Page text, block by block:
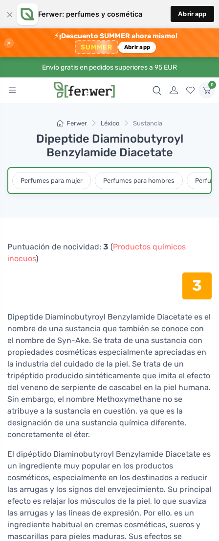
× Ferwer: perfumes y cosmética Abrir app
×
⚡¡Descuento SUMMER ahora mismo!
SUMMER Abrir app
Envío gratis en pedidos superiores a 95 EUR
0
Ferwer Léxico Sustancia
Dipeptide Diaminobutyroyl
Benzylamide Diacetate
Perfumes para mujer Perfumes para hombres
Puntuación de nocividad: 3 (Productos químicos
inocuos)
3
Dipeptide Diaminobutyroyl Benzylamide Diacetate es el
nombre de una sustancia que también se conoce con
el nombre de Syn-Ake. Se trata de una sustancia con
propiedades cosméticas especialmente apreciadas en
la industria del cuidado de la piel. Se trata de un
tripéptido producido sintéticamente que imita el efecto
del veneno de serpiente de cascabel en la piel humana.
Sin embargo, el nombre Methoxymethane no se
atribuye a la sustancia en cuestión, ya que es la
designación de una sustancia química diferente,
concretamente el éter.
El dipéptido Diaminobutyroyl Benzylamide Diacetate es
un ingrediente muy popular en los productos
cosméticos, especialmente en los destinados a reducir
las arrugas y los signos del envejecimiento. Su principal
efecto es relajar los músculos de la piel, lo que suaviza
las arrugas y las líneas de expresión. Por ello, es un
ingrediente habitual en cremas cosméticas, sueros y
mascarillas para pieles maduras. Sus efectos se